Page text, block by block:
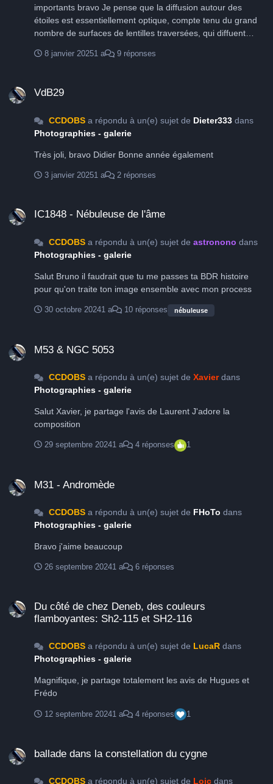
importants bravo Je pense que la diffusion autour des
étoiles est essentiellement optique, compte tenu du grand
nombre de surfaces de lentilles traversées, qui diffuent
phénomène est accentuée par l'angle du rayon lumineux lié
hyperstar F/D = 2,06 de mon observatoire, la diffusion des
comme Alnitak
8 janvier 20251 a 9 réponses
VdB29
CCDOBSa répondu à un(e) sujet de Dieter333dans
Photographies - galerie
Très joli, bravo Didier Bonne année également
3 janvier 20251 a 2 réponses
IC1848 - Nébuleuse de l'âme
CCDOBSa répondu à un(e) sujet de astronono dans
Photographies - galerie
Salut Bruno il faudrait que tu me passes ta BDR histoire
pour qu'on traite ton image ensemble avec mon process
30 octobre 20241 a 10 réponses nébuleuse
M53 & NGC 5053
CCDOBSa répondu à un(e) sujet de Xavierdans
Photographies - galerie
Salut Xavier, je partage l'avis de Laurent J'adore la
composition
29 septembre 20241 a 4 réponses 1
M31 - Andromède
CCDOBSa répondu à un(e) sujet de FHoTo dans
Photographies - galerie
Bravo j'aime beaucoup
26 septembre 20241 a 6 réponses
Du côté de chez Deneb, des couleurs
flamboyantes: Sh2-115 et SH2-116
CCDOBSa répondu à un(e) sujet de LucaRdans
Photographies - galerie
Magnifique, je partage totalement les avis de Hugues et
Frédo
12 septembre 20241 a 4 réponses 1
ballade dans la constellation du cygne
CCDOBSa répondu à un(e) sujet de Loicdans